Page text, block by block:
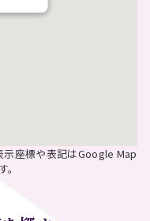
座標や表記はGoogle Map